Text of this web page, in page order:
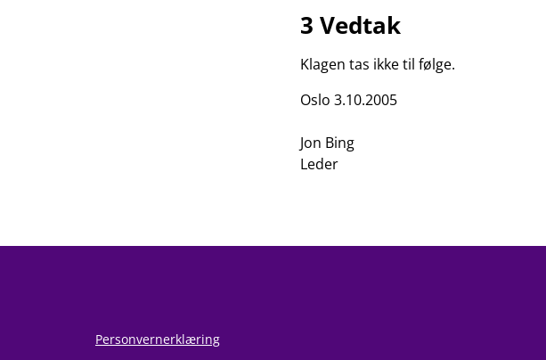
3 Vedtak
Klagen tas ikke til følge.
Oslo 3.10.2005
Jon Bing
Leder
Personvernerklæring